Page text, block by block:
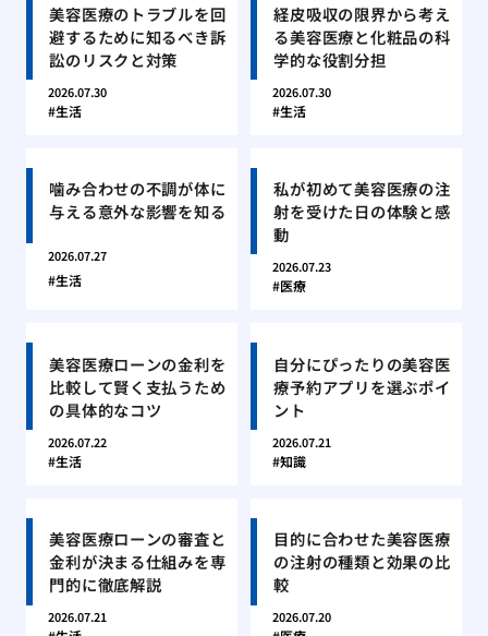
美容医療のトラブルを回
避するために知るべき訴
訟のリスクと対策
2026.07.30
生活
経皮吸収の限界から考え
る美容医療と化粧品の科
学的な役割分担
2026.07.30
生活
噛み合わせの不調が体に
与える意外な影響を知る
2026.07.27
生活
私が初めて美容医療の注
射を受けた日の体験と感
動
2026.07.23
医療
美容医療ローンの金利を
比較して賢く支払うため
の具体的なコツ
2026.07.22
生活
自分にぴったりの美容医
療予約アプリを選ぶポイ
ント
2026.07.21
知識
美容医療ローンの審査と
金利が決まる仕組みを専
門的に徹底解説
2026.07.21
目的に合わせた美容医療
の注射の種類と効果の比
較
2026.07.20